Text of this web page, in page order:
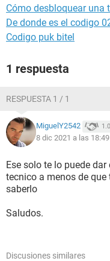
Cómo desbloquear una
De donde es el codigo
Codigo puk bitel
1 respuesta
RESPUESTA 1 / 1
MiguelY2542
8 dic 2021 a las 18:49
Ese solo te lo puede
tecnico a menos de
saberlo
Saludos.
Discusiones similares